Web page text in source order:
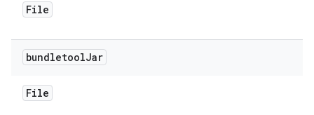
File
bundletoolJar
File